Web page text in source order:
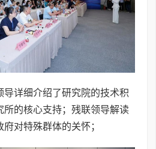
导详细介绍了研究院的技术积
所的核心支持；残联领导解读
对特殊群体的关怀；